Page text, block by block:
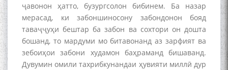
ҷавонон ҳатто, бузургсолон бибинем. Ба назар
мерасад, ки забоншиносону забондонон бояд
таваҷҷуҳи бештар ба забон ва сохтори он дошта
бошанд, то мардуми мо битавонанд аз зарфият ва
зебоиҳои забони худамон баҳраманд бишаванд.
Дувумин омили тахрибкунандаи ҳувияти миллӣ дур
МАВЛОНО ҶАЛОЛИДДИНИ
БАЛХӢ БУЗУРГТАРИН
МУТАФАККИР ВА ОРИФИ
ЗАБОНУ АДАБИ ТОҶИК